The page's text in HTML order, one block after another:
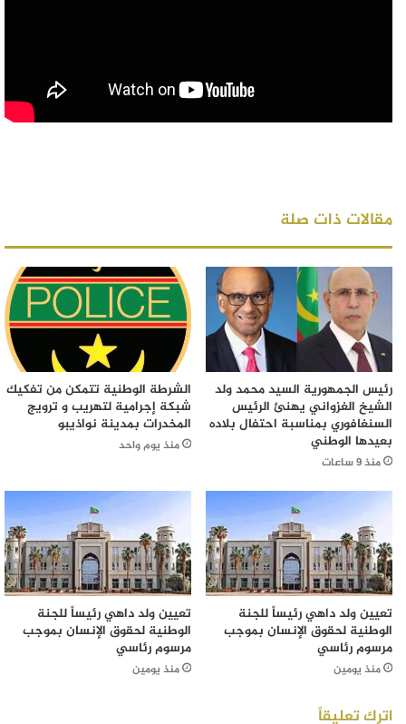
مقالات ذات صلة
رئيس الجمهورية السيد محمد ولد
الشيخ الغزواني يهنئ الرئيس
السنغافوري بمناسبة احتفال بلاده
بعيدها الوطني
منذ 9 ساعات
الشرطة الوطنية تتمكن من تفكيك
شبكة إجرامية لتهريب و ترويج
المخدرات بمدينة نواذيبو
منذ يوم واحد
تعيين ولد داهي رئيساً للجنة
الوطنية لحقوق الإنسان بموجب
مرسوم رئاسي
منذ يومين
تعيين ولد داهي رئيساً للجنة
الوطنية لحقوق الإنسان بموجب
مرسوم رئاسي
منذ يومين
اترك تعليقاً